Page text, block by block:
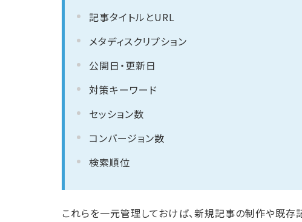
記事タイトルとURL
メタディスクリプション
公開日・更新日
対策キーワード
セッション数
コンバージョン数
検索順位
これらを一元管理しておけば、新規記事の制作や既存